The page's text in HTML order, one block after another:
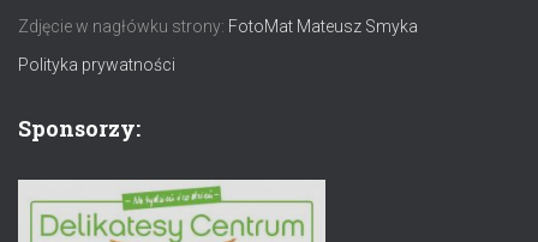
Zdjęcie w nagłówku strony: FotoMat Mateusz Smyka
Polityka prywatności
Sponsorzy: